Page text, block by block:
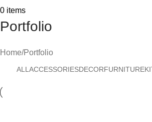
0 items
Portfolio
Home Portfolio
ALL ACCESSORIESDECORFURNITURE